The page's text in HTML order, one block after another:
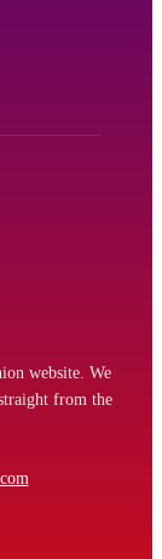
website. We
from the